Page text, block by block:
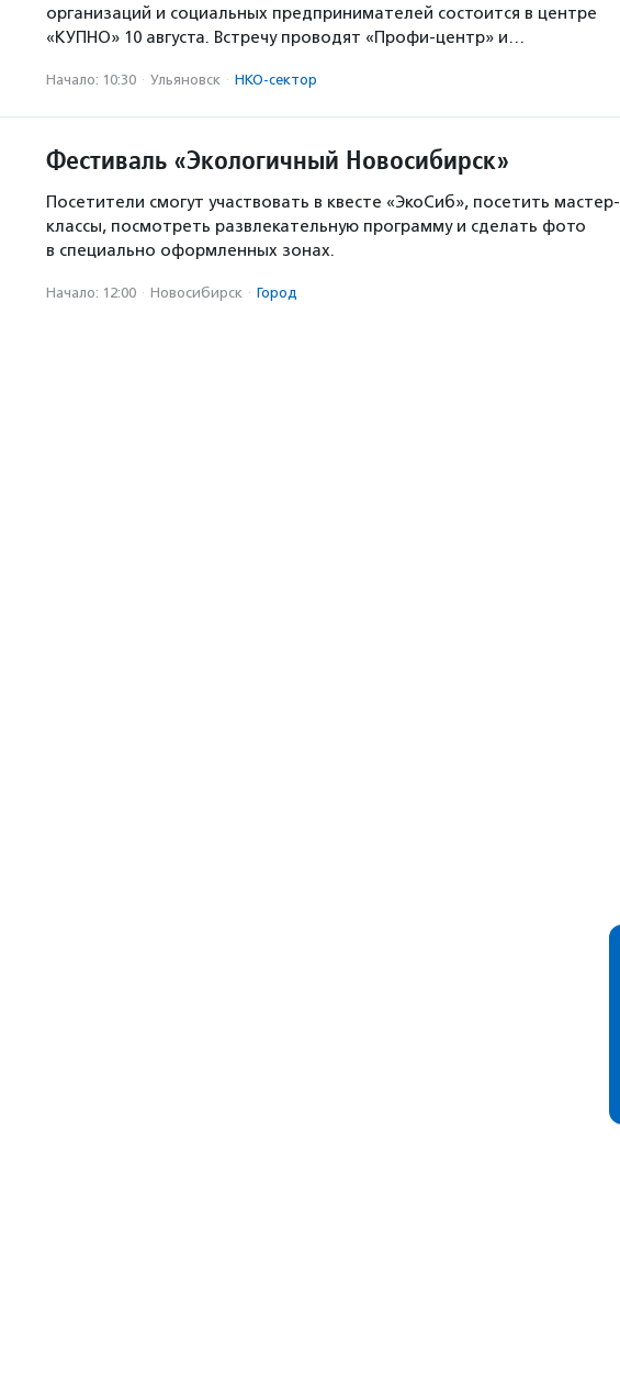
организаций и социальных предпринимателей состоится в центре
«КУПНО» 10 августа. Встречу проводят «Профи-центр» и…
Начало: 10:30 · Ульяновск · НКО-сектор
Фестиваль «Экологичный Новосибирск»
Посетители смогут участвовать в квесте «ЭкоСиб», посетить мастер-
классы, посмотреть развлекательную программу и сделать фото
в специально оформленных зонах.
Начало: 12:00 · Новосибирск · Город